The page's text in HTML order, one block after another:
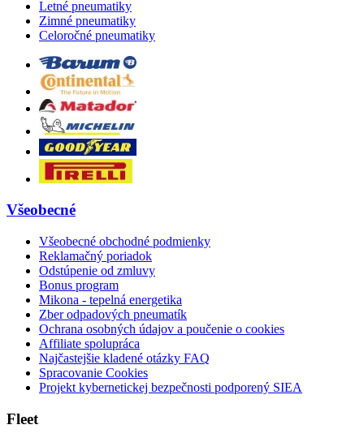
Letné pneumatiky
Zimné pneumatiky
Celoročné pneumatiky
Všeobecné
Všeobecné obchodné podmienky
Reklamačný poriadok
Odstúpenie od zmluvy
Bonus program
Mikona - tepelná energetika
Zber odpadových pneumatík
Ochrana osobných údajov a poučenie o cookies
Affiliate spolupráca
Najčastejšie kladené otázky FAQ
Spracovanie Cookies
Projekt kybernetickej bezpečnosti podporený SIEA
Fleet